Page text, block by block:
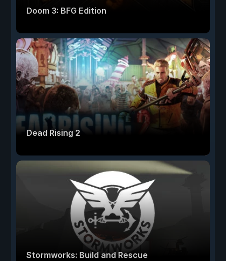
Doom 3: BFG Edition
Dead Rising 2
Stormworks: Build and Rescue